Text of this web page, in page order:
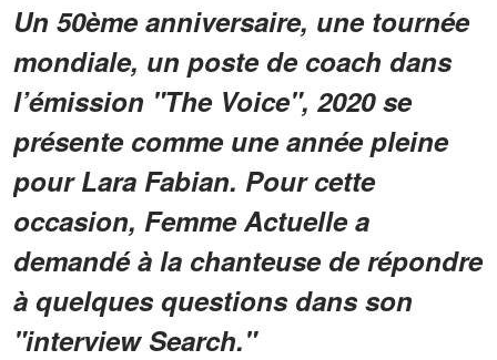
Un 50ème anniversaire, une tournée
mondiale, un poste de coach dans
l’émission "The Voice", 2020 se
présente comme une année pleine
pour Lara Fabian. Pour cette
occasion, Femme Actuelle a
demandé à la chanteuse de répondre
à quelques questions dans son
"interview Search."